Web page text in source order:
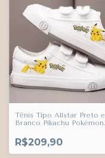
Tênis Tipo Allstar Preto e
Branco Pikachu Pokémon
R$209,90